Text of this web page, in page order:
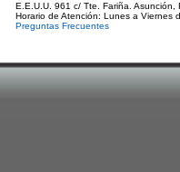
E.E.U.U. 961 c/ Tte. Fariña.
Horario de Atención: Lunes a Viernes
Preguntas Frecuentes